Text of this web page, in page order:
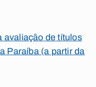
avaliação de títulos
Paraíba (a partir da